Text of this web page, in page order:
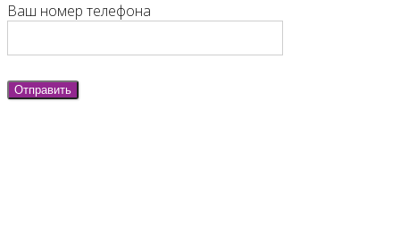
Ваш номер телефона
Отправить